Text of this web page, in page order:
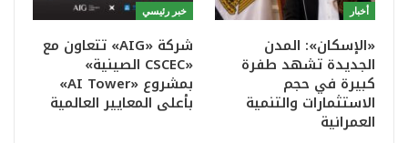
أخبار
«الإسكان»: المدن
الجديدة تشهد طفرة
كبيرة في حجم
الاستثمارات والتنمية
العمرانية
خبر رئيسي
شركة «AIG» تتعاون مع
«CSCEC الصينية»
بمشروع «AI Tower»
بأعلى المعايير العالمية